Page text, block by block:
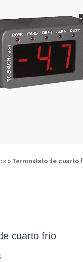
» Termostato de cuarto
cuarto frío